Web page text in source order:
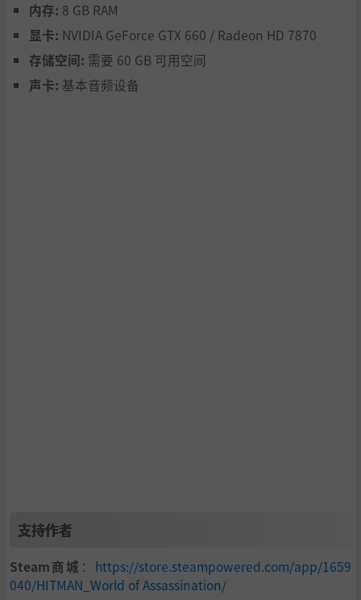
内存: 8 GB RAM
显卡: NVIDIA GeForce GTX 660 / Radeon HD 7870
存储空间: 需要 60 GB 可用空间
声卡: 基本音频设备
支持作者
Steam商城 ： https://store.steampowered.com/app/1659
040/HITMAN_World of Assassination/